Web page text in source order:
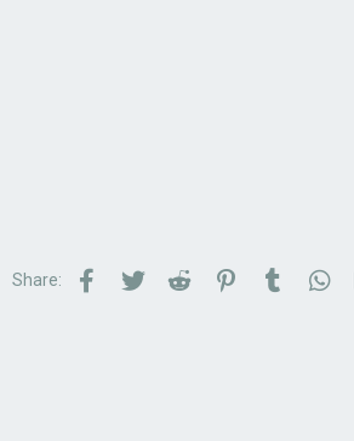
Share: Facebook
TwitterReddit PinterestTumblr